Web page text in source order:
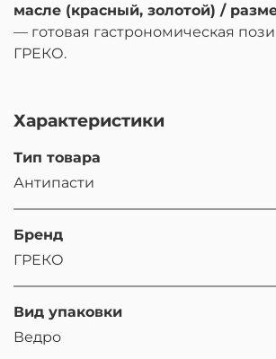
масле (красный, золотой) /
— готовая гастрономическая
ГРЕКО.
Характеристики
Тип товара
Антипасти
Бренд
ГРЕКО
Вид упаковки
Ведро